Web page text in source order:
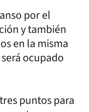
por el
y también
en la misma
ocupado
puntos para